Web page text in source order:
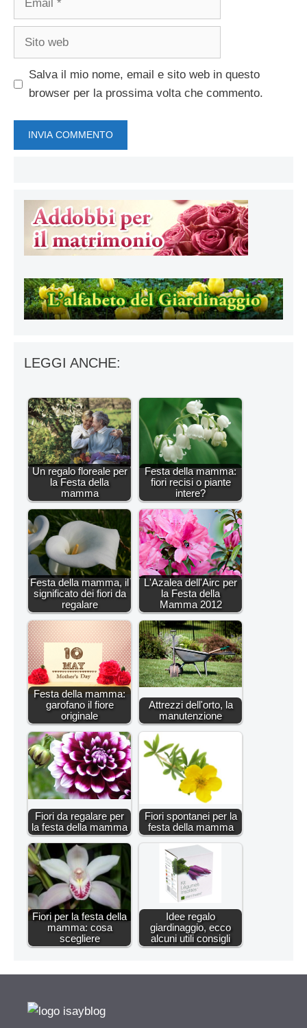
Sito
Salva il mio nome, email e sito web in questo
browser per la prossima volta che commento.
LEGGI ANCHE:
Un regalo floreale per
la Festa della
mamma
Festa della mamma:
fiori recisi o piante
intere?
Festa della mamma, il
significato dei fiori da
regalare
L'Azalea dell'Airc per
la Festa della
Mamma 2012
Festa della mamma:
garofano il fiore
originale
Attrezzi dell'orto, la
manutenzione
Fiori da regalare per
la festa della mamma
Fiori spontanei per la
festa della mamma
Fiori per la festa della
mamma: cosa
scegliere
Idee regalo
giardinaggio, ecco
alcuni utili consigli